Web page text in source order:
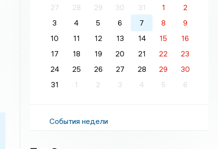
27
28 29 30 31 1
2
3
4 5 6 7 8
9
10
11 12 13 14 15
16
17
18 19 20 21 22
23
24
25 26 27 28 29
30
31
1 2 3 4 5 6
События недели